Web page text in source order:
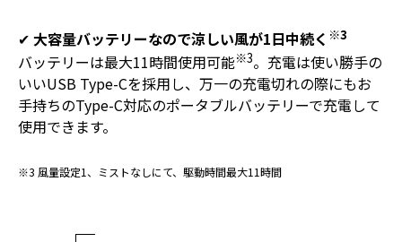
✔︎ 大容量バッテリーなので涼しい風が1日中続く ※3
バッテリーは最大11時間使用可能※3。充電は使い勝手の
いいUSB Type-Cを採用し、万一の充電切れの際にもお
手持ちのType-C対応のポータブルバッテリーで充電して
使用できます。
※3 風量設定1、ミストなしにて、駆動時間最大11時間